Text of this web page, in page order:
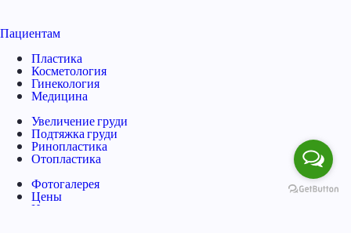
Пациентам
Пластика
Косметология
Гинекология
Медицина
Увеличение груди
Подтяжка груди
Ринопластика
Отопластика
Фотогалерея
Цены
Наши преимущества